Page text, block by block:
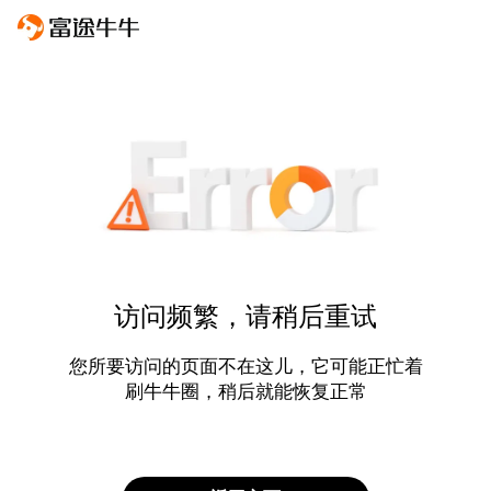
访问频繁，请稍后重试
您所要访问的页面不在这儿，它可能正忙着
刷牛牛圈，稍后就能恢复正常